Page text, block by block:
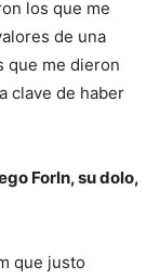
los que me
de una
que me dieron
clave de haber
Forln, su dolo,
que justo